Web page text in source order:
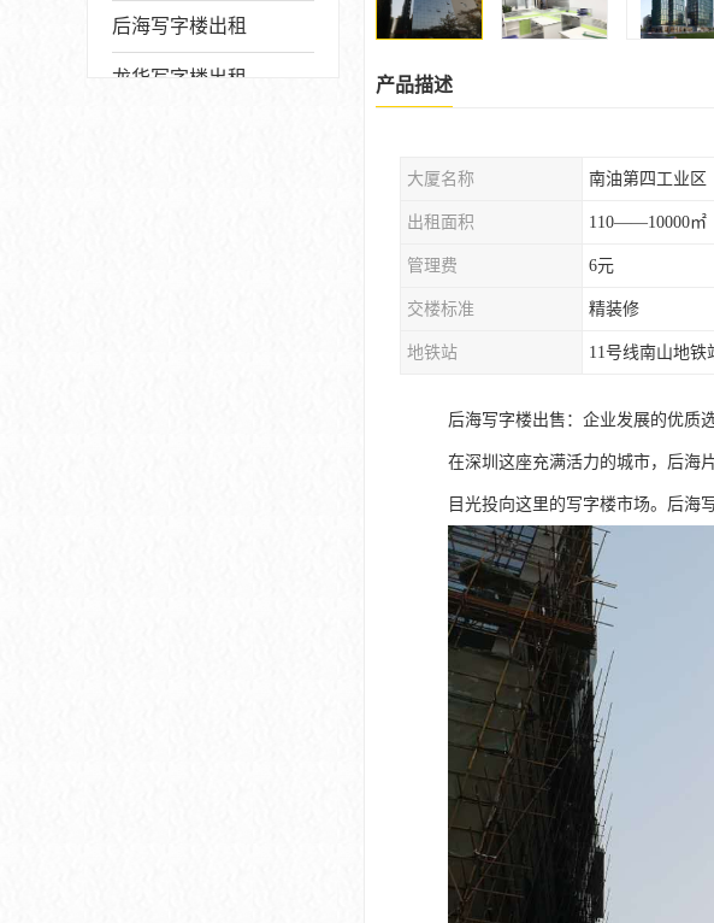
后海写字楼出租
龙华写字楼出租 产品描述
大厦名称 南油第四工业区
出租面积 110——10000㎡
管理费 6元
交楼标准 精装修
地铁站 11号线南山地铁
后海写字楼出售：企业发展的优质
在深圳这座充满活力的城市，后海
目光投向这里的写字楼市场。后海